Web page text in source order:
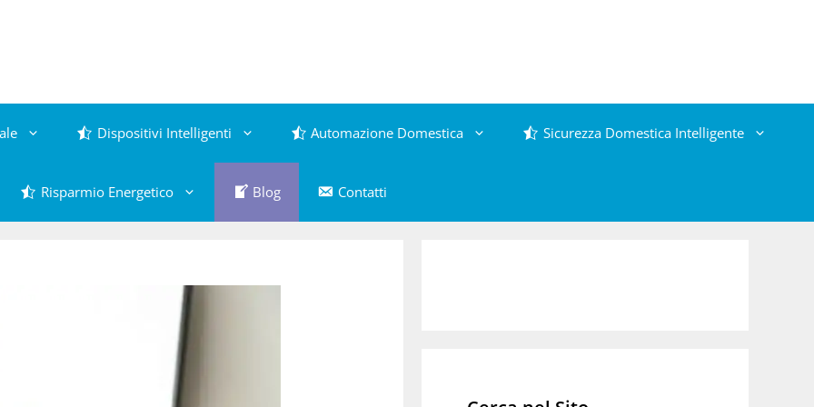
Dispositivi Intelligenti Automazione Domestica Sicurezza Domestica Intelligente
Risparmio Energetico Blog Contatti